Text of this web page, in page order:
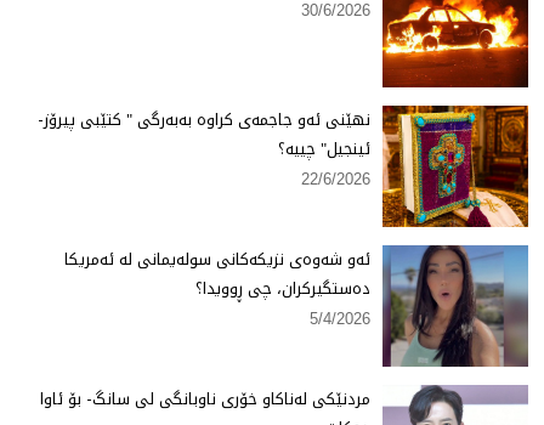
30/6/2026
نهێنی ئەو جاجمەی كراوە بەبەرگی " كتێبی پیرۆز-
ئینجیل" چییە؟
22/6/2026
ئەو شەوەی نزیكەكانی سولەیمانی لە ئەمریكا
دەستگیركران، چی ڕوویدا؟
5/4/2026
مردنێكی لەناكاو خۆری ناوبانگی لی سانگ- بۆ ئاوا